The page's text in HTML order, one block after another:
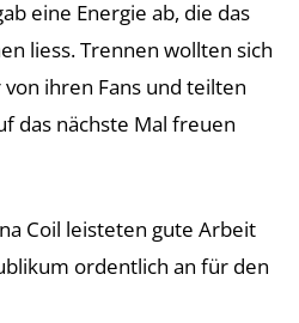
eine Energie ab, die das
liess. Trennen wollten sich
ihren Fans und teilten
das nächste Mal freuen
Coil leisteten gute Arbeit
ordentlich an für den